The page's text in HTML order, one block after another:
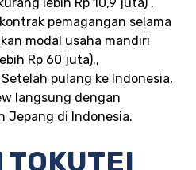
pemagangan selama
modal usaha mandiri
Rp 60 juta).,
pulang ke Indonesia,
langsung dengan
Jepang di Indonesia.
TOKUTEI